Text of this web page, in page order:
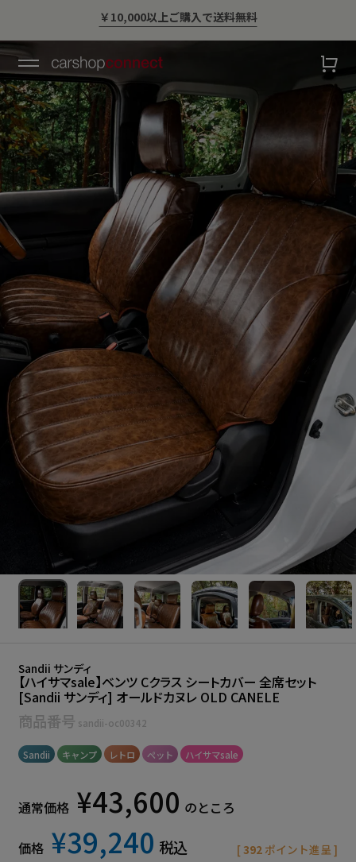
💛ハイサマーsale💛
Sandii サンディ
【ハイサマsale】ベンツ Cクラス シートカバー 全席セット
[Sandii サンディ] オールドカヌレ OLD CANELE
商品番号 sandii-oc00342
Sandii キャンプ レトロ ペット ハイサマsale
通常価格 ¥43,600 のところ
価格 ¥39,240 税込 [392 ポイント進呈 ]